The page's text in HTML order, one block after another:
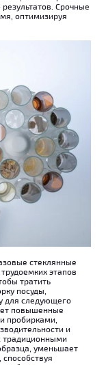
Срочные
оптимизируя
стеклянные
этапов
тратить
посуды,
для следующего
повышенные
пробирками,
и
традиционными
уменьшает